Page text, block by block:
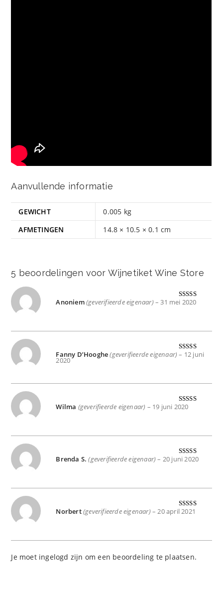
Aanvullende informatie
GEWICHT
0.005 kg
AFMETINGEN
14.8 × 10.5 × 0.1 cm
5 beoordelingen voor Wijnetiket Wine Store
Gewaardeer
Anoniem(geverifieerde eigenaar) – 31 mei 2020
Gewaardeer
Fanny D’Hooghe(geverifieerde eigenaar) – 12 juni
2020
Gewaardeer
Wilma (geverifieerde eigenaar) – 19 juni 2020
Gewaardeer
Brenda S.(geverifieerde eigenaar) – 20 juni 2020
Gewaardeer
Norbert(geverifieerde eigenaar) – 20 april 2021
Je moet ingelogd zijn om een beoordeling te plaatsen.